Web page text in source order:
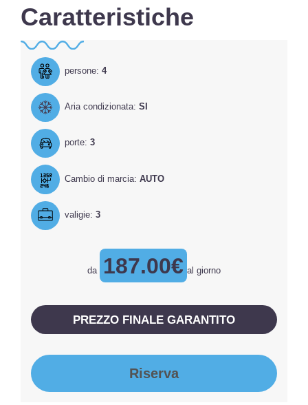
Caratteristiche
persone: 4
Aria condizionata: SI
porte: 3
Cambio di marcia: AUTO
valigie: 3
da 187.00€ al giorno
PREZZO FINALE GARANTITO
Riserva